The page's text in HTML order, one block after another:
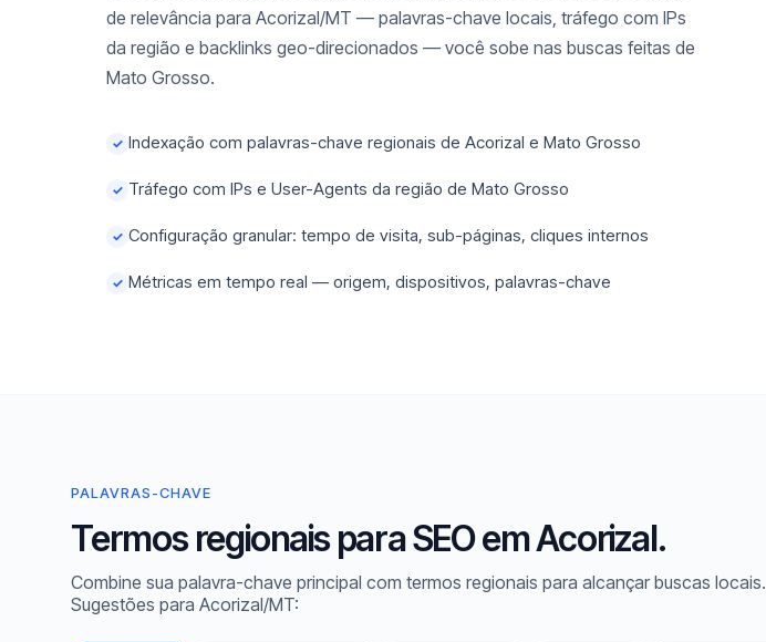
de relevância para Acorizal/MT — palavras-chave locais, tráfego com IPs
da região e backlinks geo-direcionados — você sobe nas buscas feitas de
Mato Grosso.
✓ Indexação com palavras-chave regionais de Acorizal e Mato Grosso
✓ Tráfego com IPs e User-Agents da região de Mato Grosso
✓ Configuração granular: tempo de visita, sub-páginas, cliques internos
✓ Métricas em tempo real — origem, dispositivos, palavras-chave
PALAVRAS-CHAVE
Termos regionais para SEO em Acorizal.
Combine sua palavra-chave principal com termos regionais para alcançar buscas locais.
Sugestões para Acorizal/MT: